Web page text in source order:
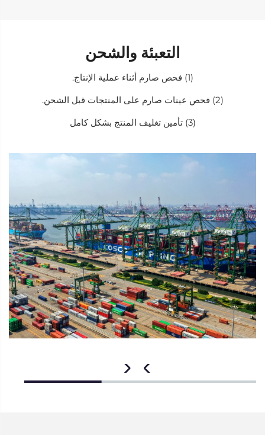
التعبئة والشحن
(1) فحص صارم أثناء عملية الإنتاج.
(2) فحص عينات صارم على المنتجات قبل الشحن.
(3) تأمين تغليف المنتج بشكل كامل